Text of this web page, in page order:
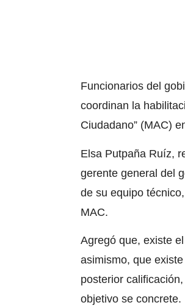
Funcionarios del
coordinan la
Ciudadano” (MAC)
Elsa Putpaña Ruíz,
gerente general del
de su equipo
MAC.
Agregó que, existe
asimismo, que
posterior
objetivo se concrete.